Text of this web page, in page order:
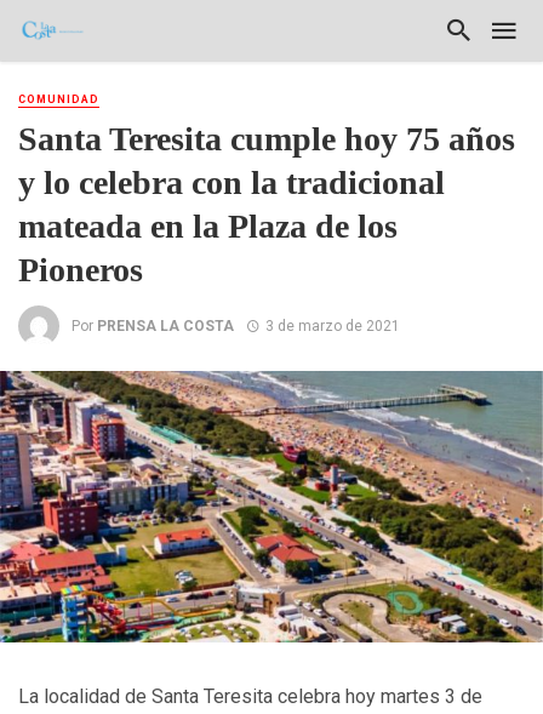
COMUNIDAD
Santa Teresita cumple hoy 75 años
y lo celebra con la tradicional
mateada en la Plaza de los
Pioneros
Por PRENSA LA COSTA 3 de marzo de 2021
La localidad de Santa Teresita celebra hoy martes 3 de